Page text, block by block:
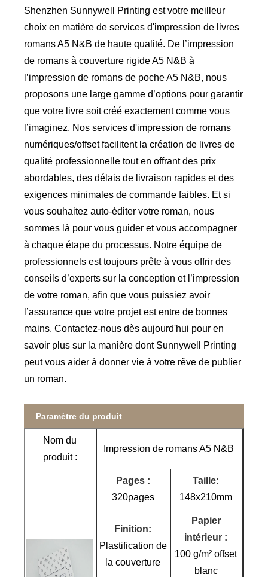
Shenzhen Sunnywell Printing est votre meilleur
choix en matière de services d'impression de livres
romans A5 N&B de haute qualité. De l’impression
de romans à couverture rigide A5 N&B à
l’impression de romans de poche A5 N&B, nous
proposons une large gamme d’options pour garantir
que votre livre soit créé exactement comme vous
l’imaginez. Nos services d'impression de romans
numériques/offset facilitent la création de livres de
qualité professionnelle tout en offrant des prix
abordables, des délais de livraison rapides et des
exigences minimales de commande faibles. Et si
vous souhaitez auto-éditer votre roman, nous
sommes là pour vous guider et vous accompagner
à chaque étape du processus. Notre équipe de
professionnels est toujours prête à vous offrir des
conseils d’experts sur la conception et l’impression
de votre roman, afin que vous puissiez avoir
l’assurance que votre projet est entre de bonnes
mains. Contactez-nous dès aujourd'hui pour en
savoir plus sur la manière dont Sunnywell Printing
peut vous aider à donner vie à votre rêve de publier
un roman.
Paramètre du produit
Nom du
produit :
Impression de romans A5 N&B
Pages :
320pages
Taille:
148x210mm
Finition:
Plastification de
la couverture
Papier
intérieur :
100 g/m² offset
blanc